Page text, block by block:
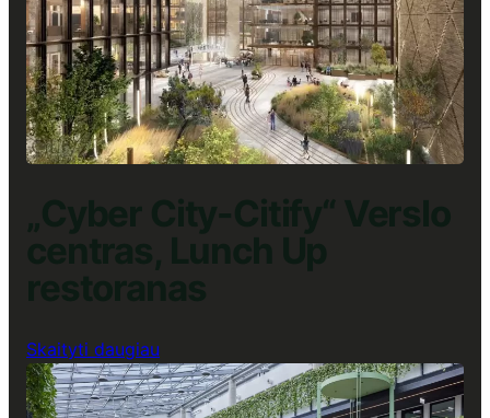
restoranas
„Cyber City-Citify“ Verslo
centras, Lunch Up
restoranas
Skaityti daugiau
„Cyber
City-